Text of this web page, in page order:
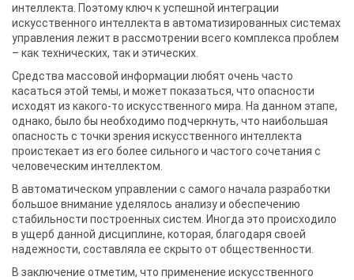
интеллекта. Поэтому ключ к успешной интеграции
искусственного интеллекта в автоматизированных системах
управления лежит в рассмотрении всего комплекса проблем
– как технических, так и этических.
Средства массовой информации любят очень часто
касаться этой темы, и может показаться, что опасности
исходят из какого-то искусственного мира. На данном этапе,
однако, было бы необходимо подчеркнуть, что наибольшая
опасность с точки зрения искусственного интеллекта
проистекает из его более сильного и частого сочетания с
человеческим интеллектом.
В автоматическом управлении с самого начала разработки
большое внимание уделялось анализу и обеспечению
стабильности построенных систем. Иногда это происходило
в ущерб данной дисциплине, которая, благодаря своей
надежности, составляла ее скрыто от общественности.
В заключение отметим, что применение искусственного